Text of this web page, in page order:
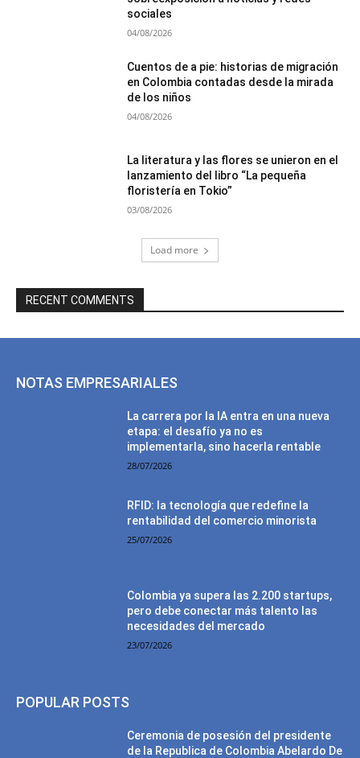
sociales
04/08/2026
Cuentos de a pie: historias de migración
en Colombia contadas desde la mirada
de los niños
04/08/2026
La literatura y las flores se unieron en el
lanzamiento del libro “La pequeña
floristería en Tokio”
03/08/2026
Load more
RECENT COMMENTS
NOTAS EMPRESARIALES
La carrera por la IA entra en una nueva
etapa: el desafío ya no es
implementarla, sino hacerla rentable
28/07/2026
RFID: la tecnología que redefine la
rentabilidad del comercio minorista
25/07/2026
Colombia ya supera las 2.200 startups,
pero debe conectar más talento las
necesidades del mercado
23/07/2026
POPULAR POSTS
Ceremonia de posesión del presidente
de la Republica de Colombia Abelardo De